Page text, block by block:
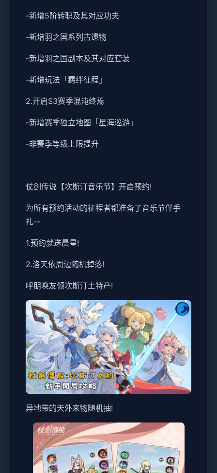
-新增5阶转职及其对应功夫
-新增羽之国系列古遗物
-新增羽之国副本及其对应套装
-新增玩法「羁绊征程」
2.开启S3赛季混沌终焉
-新增赛季独立地图「星海巡游」
-非赛季等级上限提升
仗剑传说【坎斯汀音乐节】开启预约!
为所有预约活动的征程者都准备了音乐节伴手
礼--
1.预约就送晨星!
2.洛天依周边随机掉落!
呼朋唤友领坎斯汀土特产!
异地带的天外来物随机抽!